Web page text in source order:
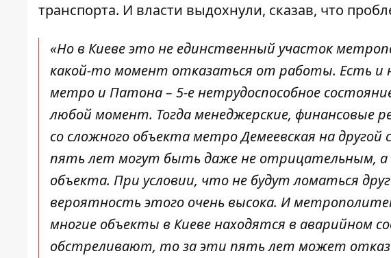
транспорта. И власти выдохнули, сказав, что
«Но в Киеве это не единственный участок
какой-то момент отказаться от работы. Есть и
метро и Патона – 5-е нетрудоспособное
любой момент. Тогда менеджерские, финансовые
со сложного объекта метро Демеевская на
пять лет могут быть даже не отрицательным, а
объекта. При условии, что не будут ломаться
вероятность этого очень высока. И
многие объекты в Киеве находятся в аварийном
обстреливают, то за эти пять лет может